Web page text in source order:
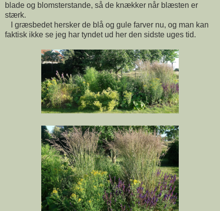
blade og blomsterstande, så de knækker når blæsten er
stærk.
I græsbedet hersker de blå og gule farver nu, og man kan
faktisk ikke se jeg har tyndet ud her den sidste uges tid.